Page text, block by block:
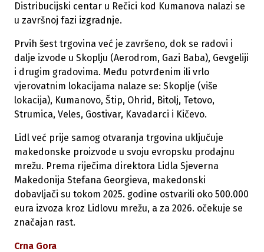
Distribucijski centar u Rečici kod Kumanova nalazi se
u završnoj fazi izgradnje.
Prvih šest trgovina već je završeno, dok se radovi i
dalje izvode u Skoplju (Aerodrom, Gazi Baba), Gevgeliji
i drugim gradovima. Među potvrđenim ili vrlo
vjerovatnim lokacijama nalaze se: Skoplje (više
lokacija), Kumanovo, Štip, Ohrid, Bitolj, Tetovo,
Strumica, Veles, Gostivar, Kavadarci i Kičevo.
Lidl već prije samog otvaranja trgovina uključuje
makedonske proizvode u svoju evropsku prodajnu
mrežu. Prema riječima direktora Lidla Sjeverna
Makedonija Stefana Georgieva, makedonski
dobavljači su tokom 2025. godine ostvarili oko 500.000
eura izvoza kroz Lidlovu mrežu, a za 2026. očekuje se
značajan rast.
Crna Gora